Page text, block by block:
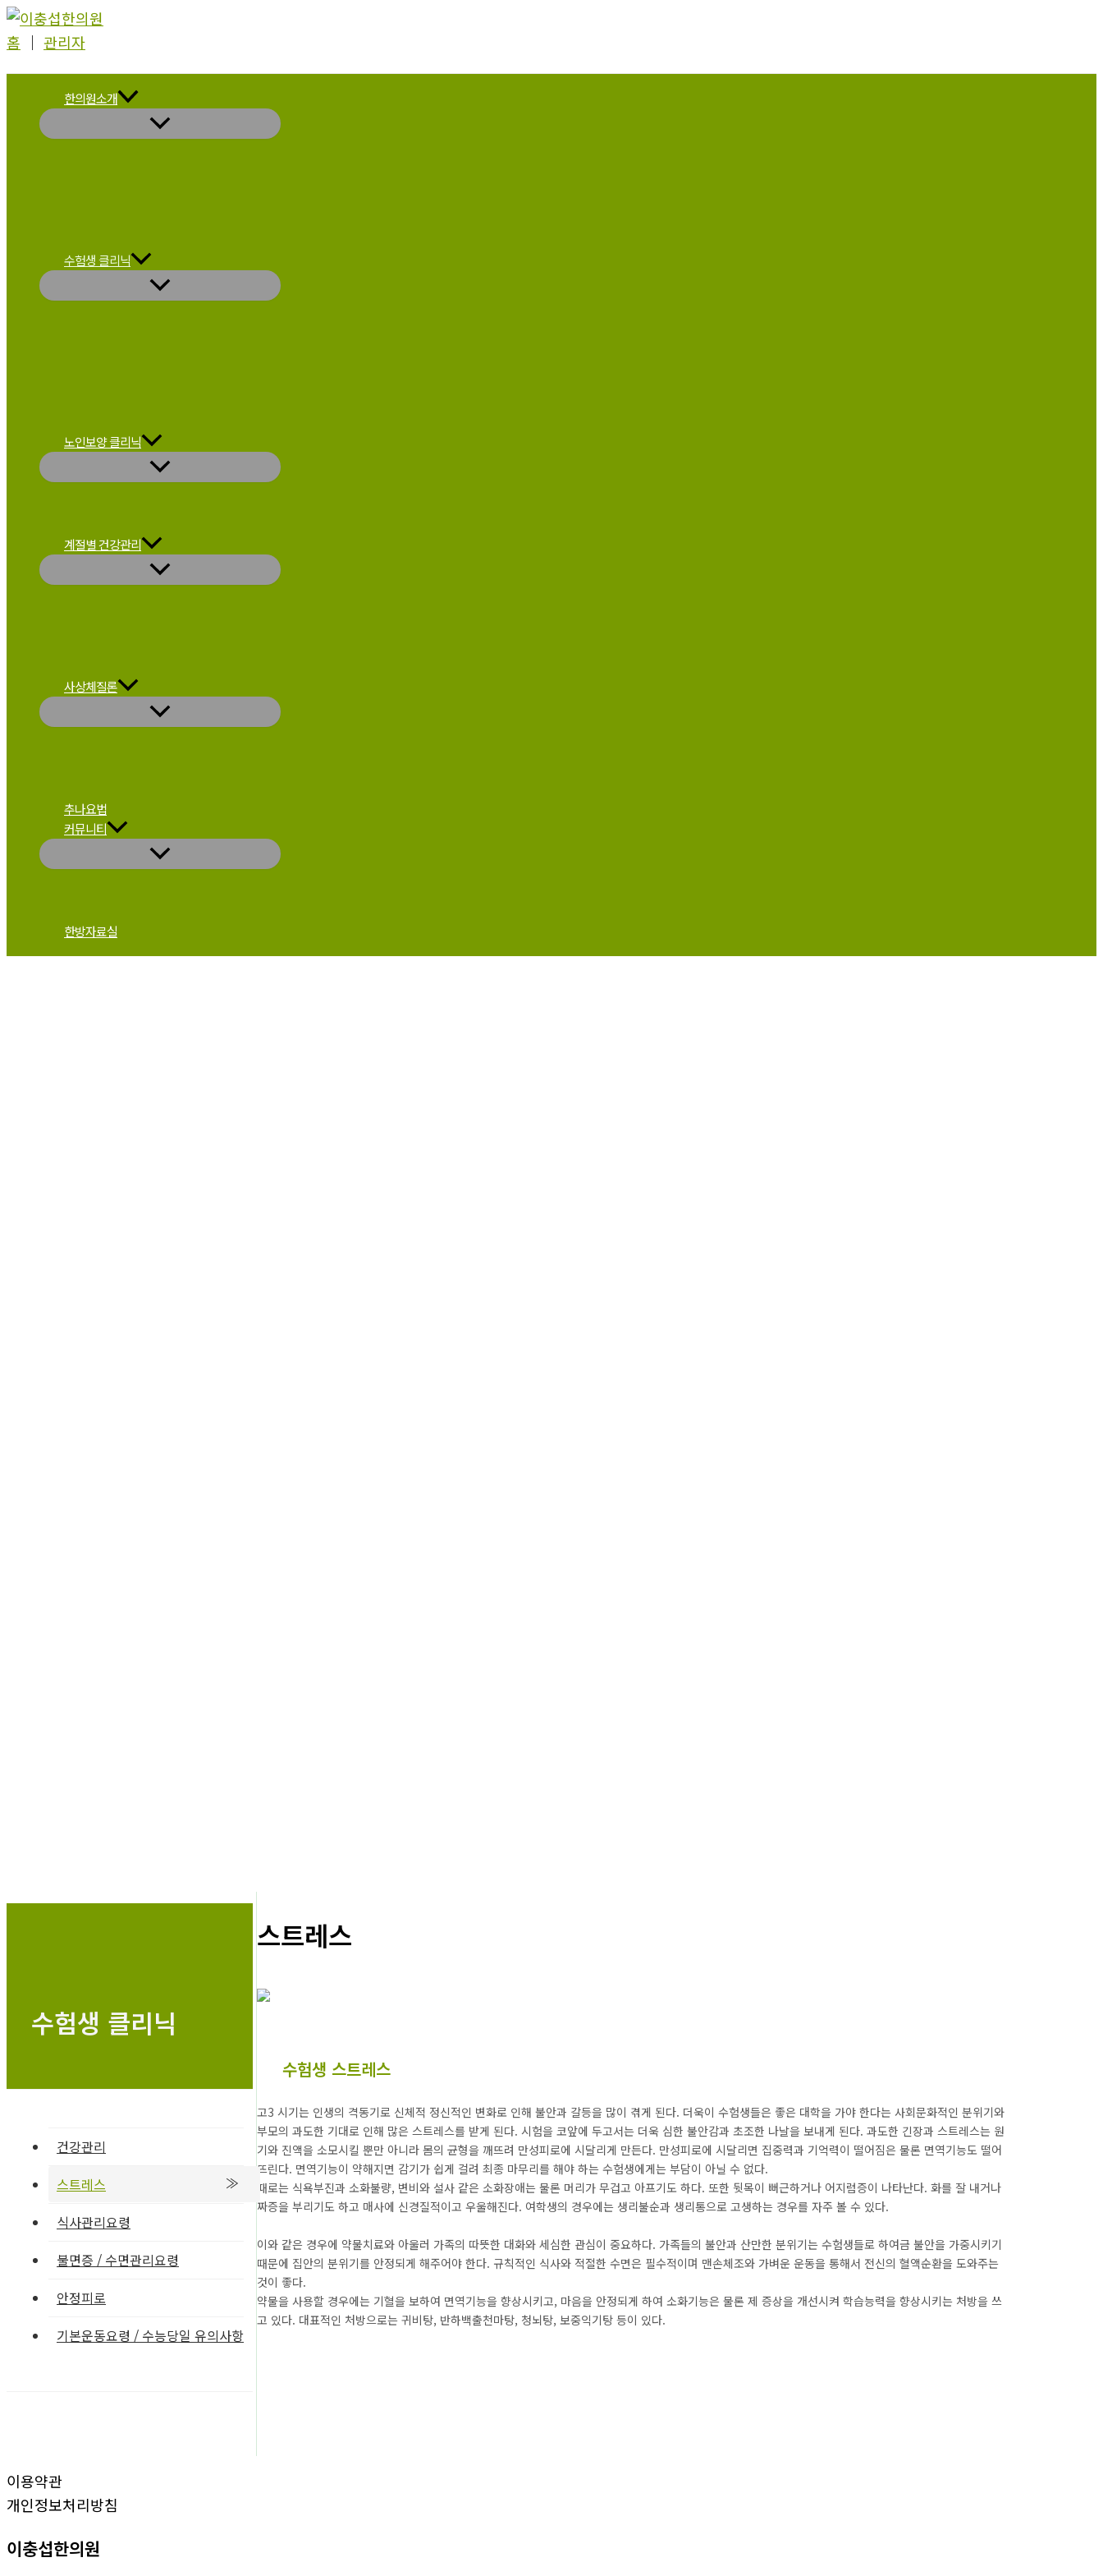
콘
텐
홈 │ 관리자
한의원소개
수험생 클리닉
노인보양 클리닉
계절별 건강관리
사상체질론
추나요법
커뮤니티
한방자료실
수험생 클리닉
건강관리
스트레스
식사관리요령
불면증 / 수면관리요령
안정피로
기본운동요령 / 수능당일 유의사항
스트레스
수험생 스트레스
고3 시기는 인생의 격동기로 신체적 정신적인 변화로 인해 불안과 갈등을 많이 겪게 된다. 더욱이 수험생들은 좋은 대학을 가야 한다는 사회문화적인 분위기와
부모의 과도한 기대로 인해 많은 스트레스를 받게 된다. 시험을 코앞에 두고서는 더욱 심한 불안감과 초조한 나날을 보내게 된다. 과도한 긴장과 스트레스는 원
기와 진액을 소모시킬 뿐만 아니라 몸의 균형을 깨뜨려 만성피로에 시달리게 만든다. 만성피로에 시달리면 집중력과 기억력이 떨어짐은 물론 면역기능도 떨어
뜨린다. 면역기능이 약해지면 감기가 쉽게 걸려 최종 마무리를 해야 하는 수험생에게는 부담이 아닐 수 없다.
때로는 식욕부진과 소화불량, 변비와 설사 같은 소화장애는 물론 머리가 무겁고 아프기도 하다. 또한 뒷목이 뻐근하거나 어지럼증이 나타난다. 화를 잘 내거나
짜증을 부리기도 하고 매사에 신경질적이고 우울해진다. 여학생의 경우에는 생리불순과 생리통으로 고생하는 경우를 자주 볼 수 있다.
이와 같은 경우에 약물치료와 아울러 가족의 따뜻한 대화와 세심한 관심이 중요하다. 가족들의 불안과 산만한 분위기는 수험생들로 하여금 불안을 가중시키기
때문에 집안의 분위기를 안정되게 해주어야 한다. 규칙적인 식사와 적절한 수면은 필수적이며 맨손체조와 가벼운 운동을 통해서 전신의 혈액순환을 도와주는
것이 좋다.
약물을 사용할 경우에는 기혈을 보하여 면역기능을 향상시키고, 마음을 안정되게 하여 소화기능은 물론 제 증상을 개선시켜 학습능력을 향상시키는 처방을 쓰
고 있다. 대표적인 처방으로는 귀비탕, 반하백출천마탕, 청뇌탕, 보중익기탕 등이 있다.
이용약관
개인정보처리방침
이충섭한의원